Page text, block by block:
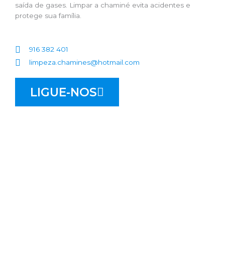
saída de gases. Limpar a chaminé evita acidentes e
protege sua família.
916 382 401
limpeza.chamines@hotmail.com
LIGUE-NOS